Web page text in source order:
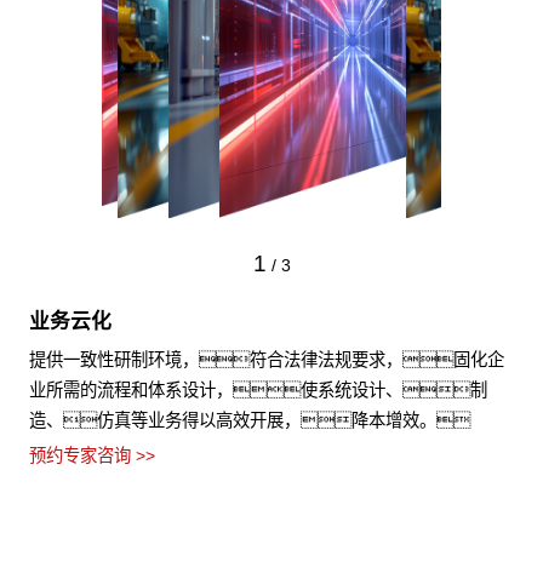
1 / 3
业务云化
提供一致性研制环境，符合法律法规要求，固化企
业所需的流程和体系设计，使系统设计、制
造、仿真等业务得以高效开展，降本增效。
预约专家咨询 >>